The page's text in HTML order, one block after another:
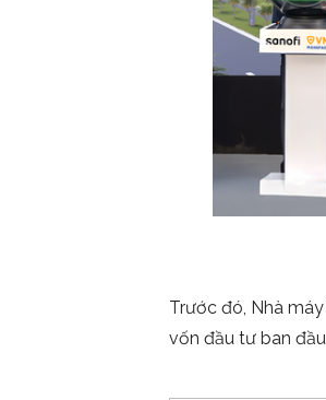
Trước đó, Nhà
vốn đầu tư ban